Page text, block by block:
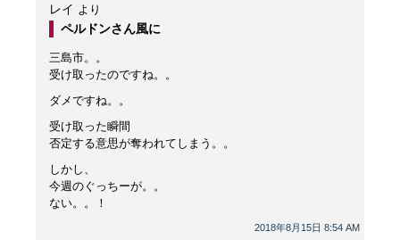
レイ より
2018年8月15日 8:54 AM
ペルドンさん風に
三島市。。
受け取ったのですね。。
ダメですね。。
受け取った瞬間
否定する意思が奪われてしまう。。
しかし、
今週のぐっちーが。。
ない。。！